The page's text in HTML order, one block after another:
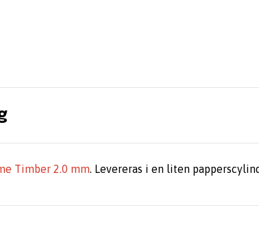
Timber 2.0 mm. Levereras i en liten